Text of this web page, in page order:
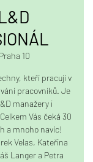
Praha 10
kteří pracují v
pracovníků. Je
manažery i
Vás čeká 30
a mnoho navíc!
Velas, Kateřina
Langer a Petra